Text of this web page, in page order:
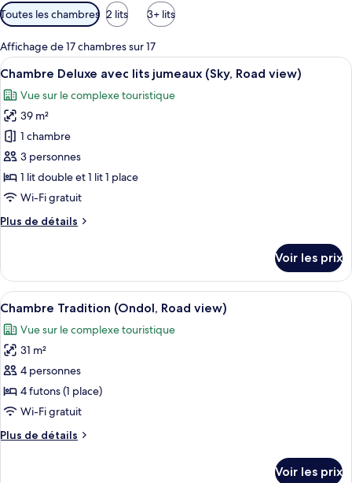
Filtres
disponibles
pour
les
chambres
Toutes les chambres 2 lits 3+ lits
Affichage de 17 chambres sur 17
Afficher
toutes
les
photos
pour
ce
type
de
chambre :
Chambre
lits
jumeaux
(Sky,
Road
view)
Une chambre d’hôtel avec deux
4
Chambre Deluxe avec lits jumeaux (Sky, Road view)
Vue sur le complexe touristique
39 m²
1 chambre
3 personnes
1 lit double et 1 lit 1 place
Wi-Fi gratuit
Plus de détails
Plus
le
type
de
Chambre
Deluxe
avec
lits
jumeaux
(Sky,
Road
view)
Voir les prix
Afficher
toutes
les
photos
pour
ce
type
chambre :
Une pièce dotée d’une grande
5
Chambre Tradition (Ondol, Road view)
Vue sur le complexe touristique
31 m²
4 personnes
4 futons (1 place)
Wi-Fi gratuit
Plus de détails
Plus
Voir les prix